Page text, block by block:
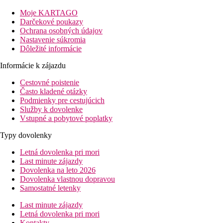
cesty, letisko v La Romane je vzdialené 85 km.
Vzdialenosť
od pláže: 0 m
od letiska: 30 min
Popis izby
klimatizácia
TV/sat.
chladnička
kúpeľňa/WC
balkón
výhľad na bazén
Ostatné typy izieb(pokiaľ nie je uvedené inak, majú izby
vyššie uvedené vybavenie)
Dvojlôžková izba, výhľad oceán:
oceán
Informácie o hoteli
Recepcia
Moje KARTAGO
Darčekové poukazy
Ochrana osobných údajov
Nastavenie súkromia
Dôležité informácie
Informácie k zájazdu
Cestovné poistenie
Často kladené otázky
Podmienky pre cestujúcich
Služby k dovolenke
Vstupné a pobytové poplatky
Typy dovolenky
Letná dovolenka pri mori
Last minute zájazdy
Dovolenka na leto 2026
Dovolenka vlastnou dopravou
Samostatné letenky
Last minute zájazdy
Letná dovolenka pri mori